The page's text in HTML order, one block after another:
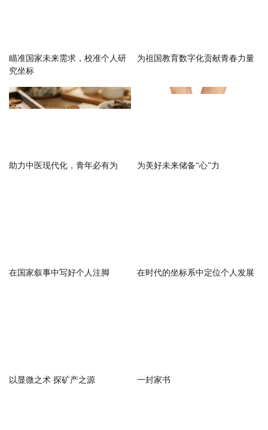
瞄准国家未来需求，校准个人研
究坐标
为祖国教育数字化贡献青春力量
助力中医现代化，青年必有为 为美好未来储备“心”力
在国家叙事中写好个人注脚 在时代的坐标系中定位个人发展
以显微之术 探矿产之源 一封家书